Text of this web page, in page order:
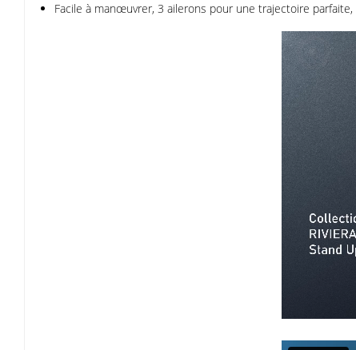
Facile à manœuvrer, 3 ailerons pour une trajectoire